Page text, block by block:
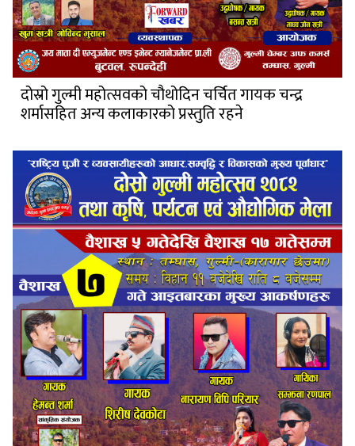
दोस्रो गुल्मी महोत्सवको चौथोदिन चर्चित गायक चन्द्र
शर्मासहित अन्य कलाकारको प्रस्तुति रहने